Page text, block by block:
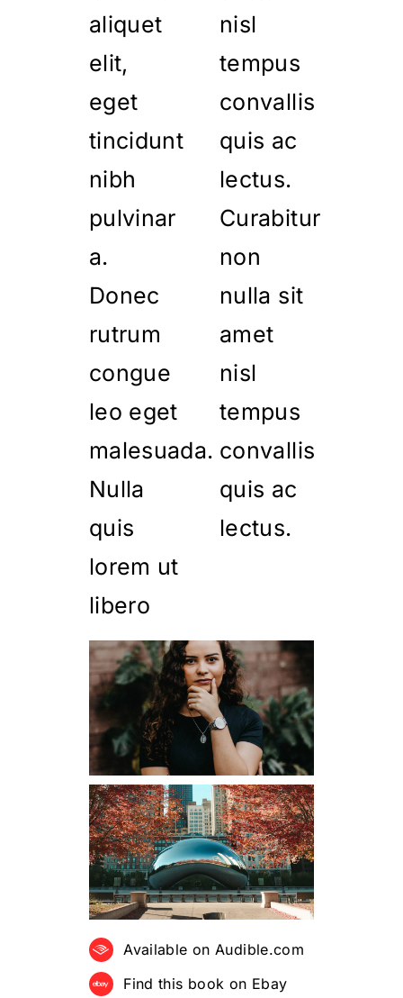
aliquet
elit,
eget
tincidunt
nibh
pulvinar
a.
Donec
rutrum
congue
leo eget
malesuada.
Nulla
quis
lorem ut
libero
nisl
tempus
convallis
quis ac
lectus.
Curabitur
non
nulla sit
amet
nisl
tempus
convallis
quis ac
lectus.
Available on Audible.com
Find this book on Ebay